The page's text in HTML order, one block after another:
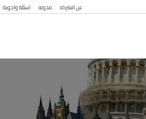
عن الشركه مدونه اسئلة واجوبة